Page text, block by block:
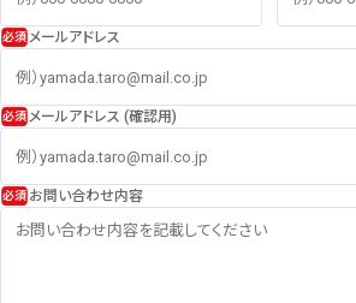
メールアドレス
メールアドレス (確認用)
お問い合わせ内容